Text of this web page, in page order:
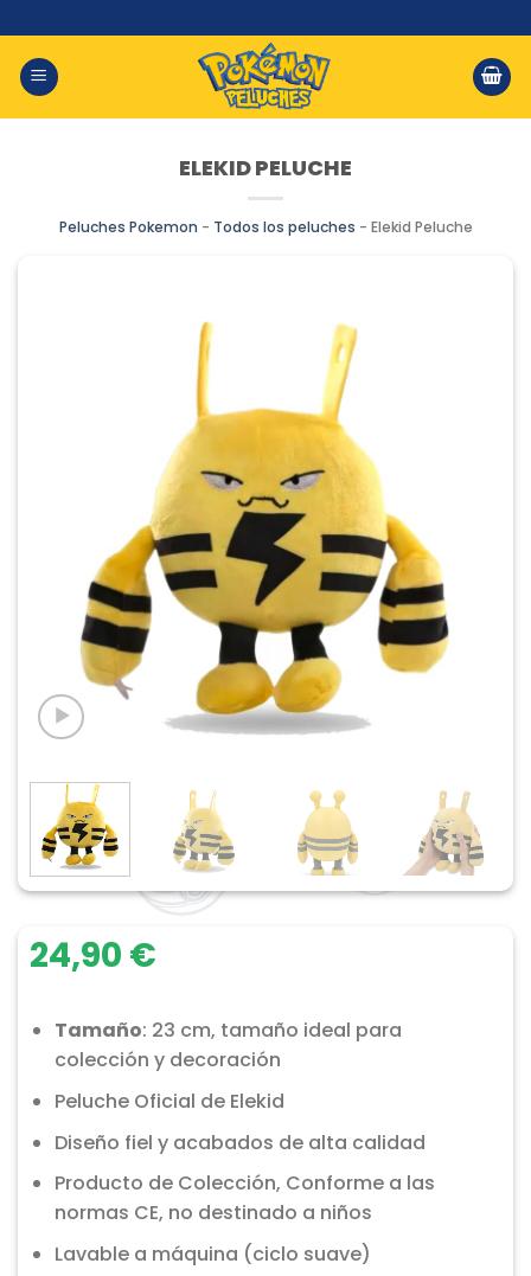
al
contenido
ELEKID PELUCHE
Peluches Pokemon - Todos los peluches - Elekid Peluche
24,90 €
Tamaño: 23 cm, tamaño ideal para
colección y decoración
Peluche Oficial de Elekid
Diseño fiel y acabados de alta calidad
Producto de Colección, Conforme a las
normas CE, no destinado a niños
Lavable a máquina (ciclo suave)